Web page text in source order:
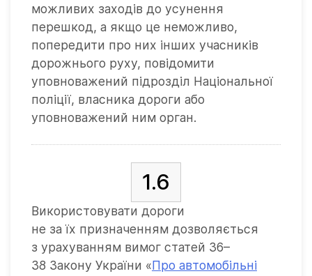
можливих заходів до усунення
перешкод, а якщо це неможливо,
попередити про них інших учасників
дорожнього руху, повідомити
уповноважений підрозділ Національної
поліції, власника дороги або
уповноважений ним орган.
1.6
Використовувати дороги
не за їх призначенням дозволяється
з урахуванням вимог статей 36–
38 Закону України «Про автомобільні